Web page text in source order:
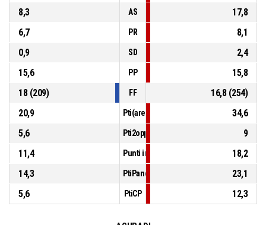
8,3
AS
17,8
6,7
PR
8,1
0,9
SD
2,4
15,6
PP
15,8
18 (209)
FF
16,8 (254)
20,9
Pti(area)
34,6
5,6
Pti2opp
9
11,4
Punti in contropiede
18,2
14,3
PtiPanch
23,1
5,6
PtiCP 12,3